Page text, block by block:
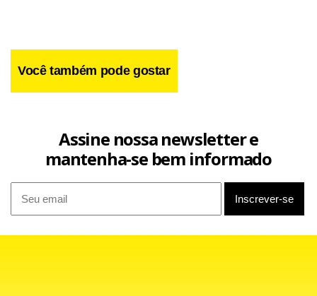
Você também pode gostar
Assine nossa newsletter e
mantenha-se bem informado